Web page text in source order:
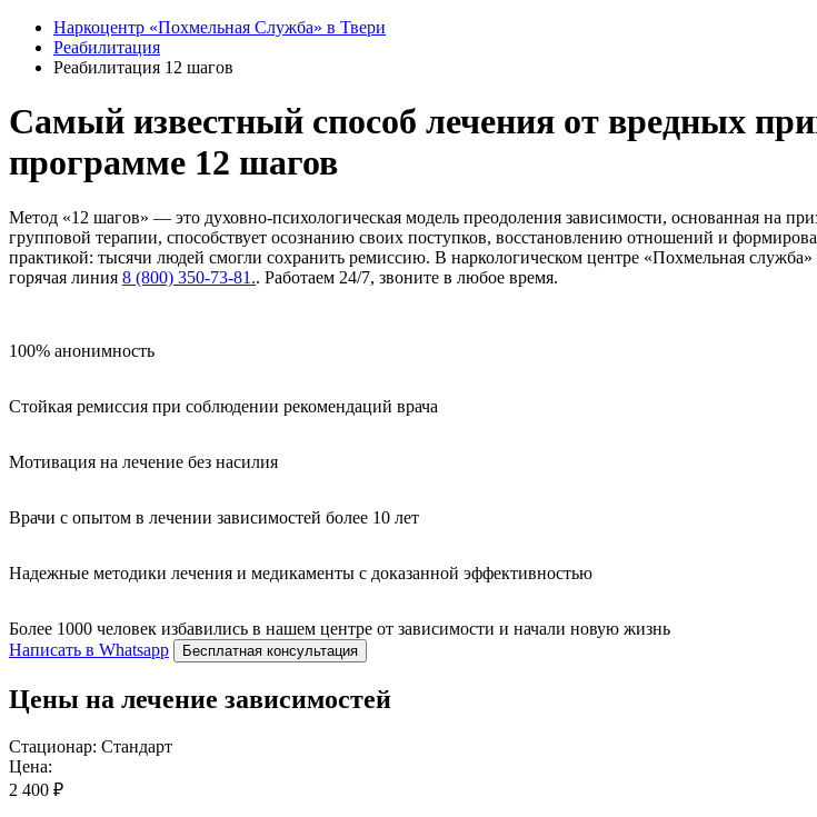
Наркоцентр «Похмельная Служба» в Твери
Реабилитация
Реабилитация 12 шагов
Самый известный способ лечения от вредных
программе 12 шагов
Метод «12 шагов» — это духовно-психологическая модель преодоления зависимости, основанная на
групповой терапии, способствует осознанию своих поступков, восстановлению отношений и
практикой: тысячи людей смогли сохранить ремиссию. В наркологическом центре «Похмельная
горячая линия 8 (800) 350-73-81.. Работаем 24/7, звоните в любое время.
100% анонимность
Стойкая ремиссия при соблюдении рекомендаций врача
Мотивация на лечение без насилия
Врачи с опытом в лечении зависимостей более 10 лет
Надежные методики лечения и медикаменты с доказанной эффективностью
Более 1000 человек избавились в нашем центре от зависимости и начали новую жизнь
Написать в Whatsapp
Бесплатная консультация
Цены на лечение зависимостей
Стационар: Стандарт
Цена:
2 400 ₽